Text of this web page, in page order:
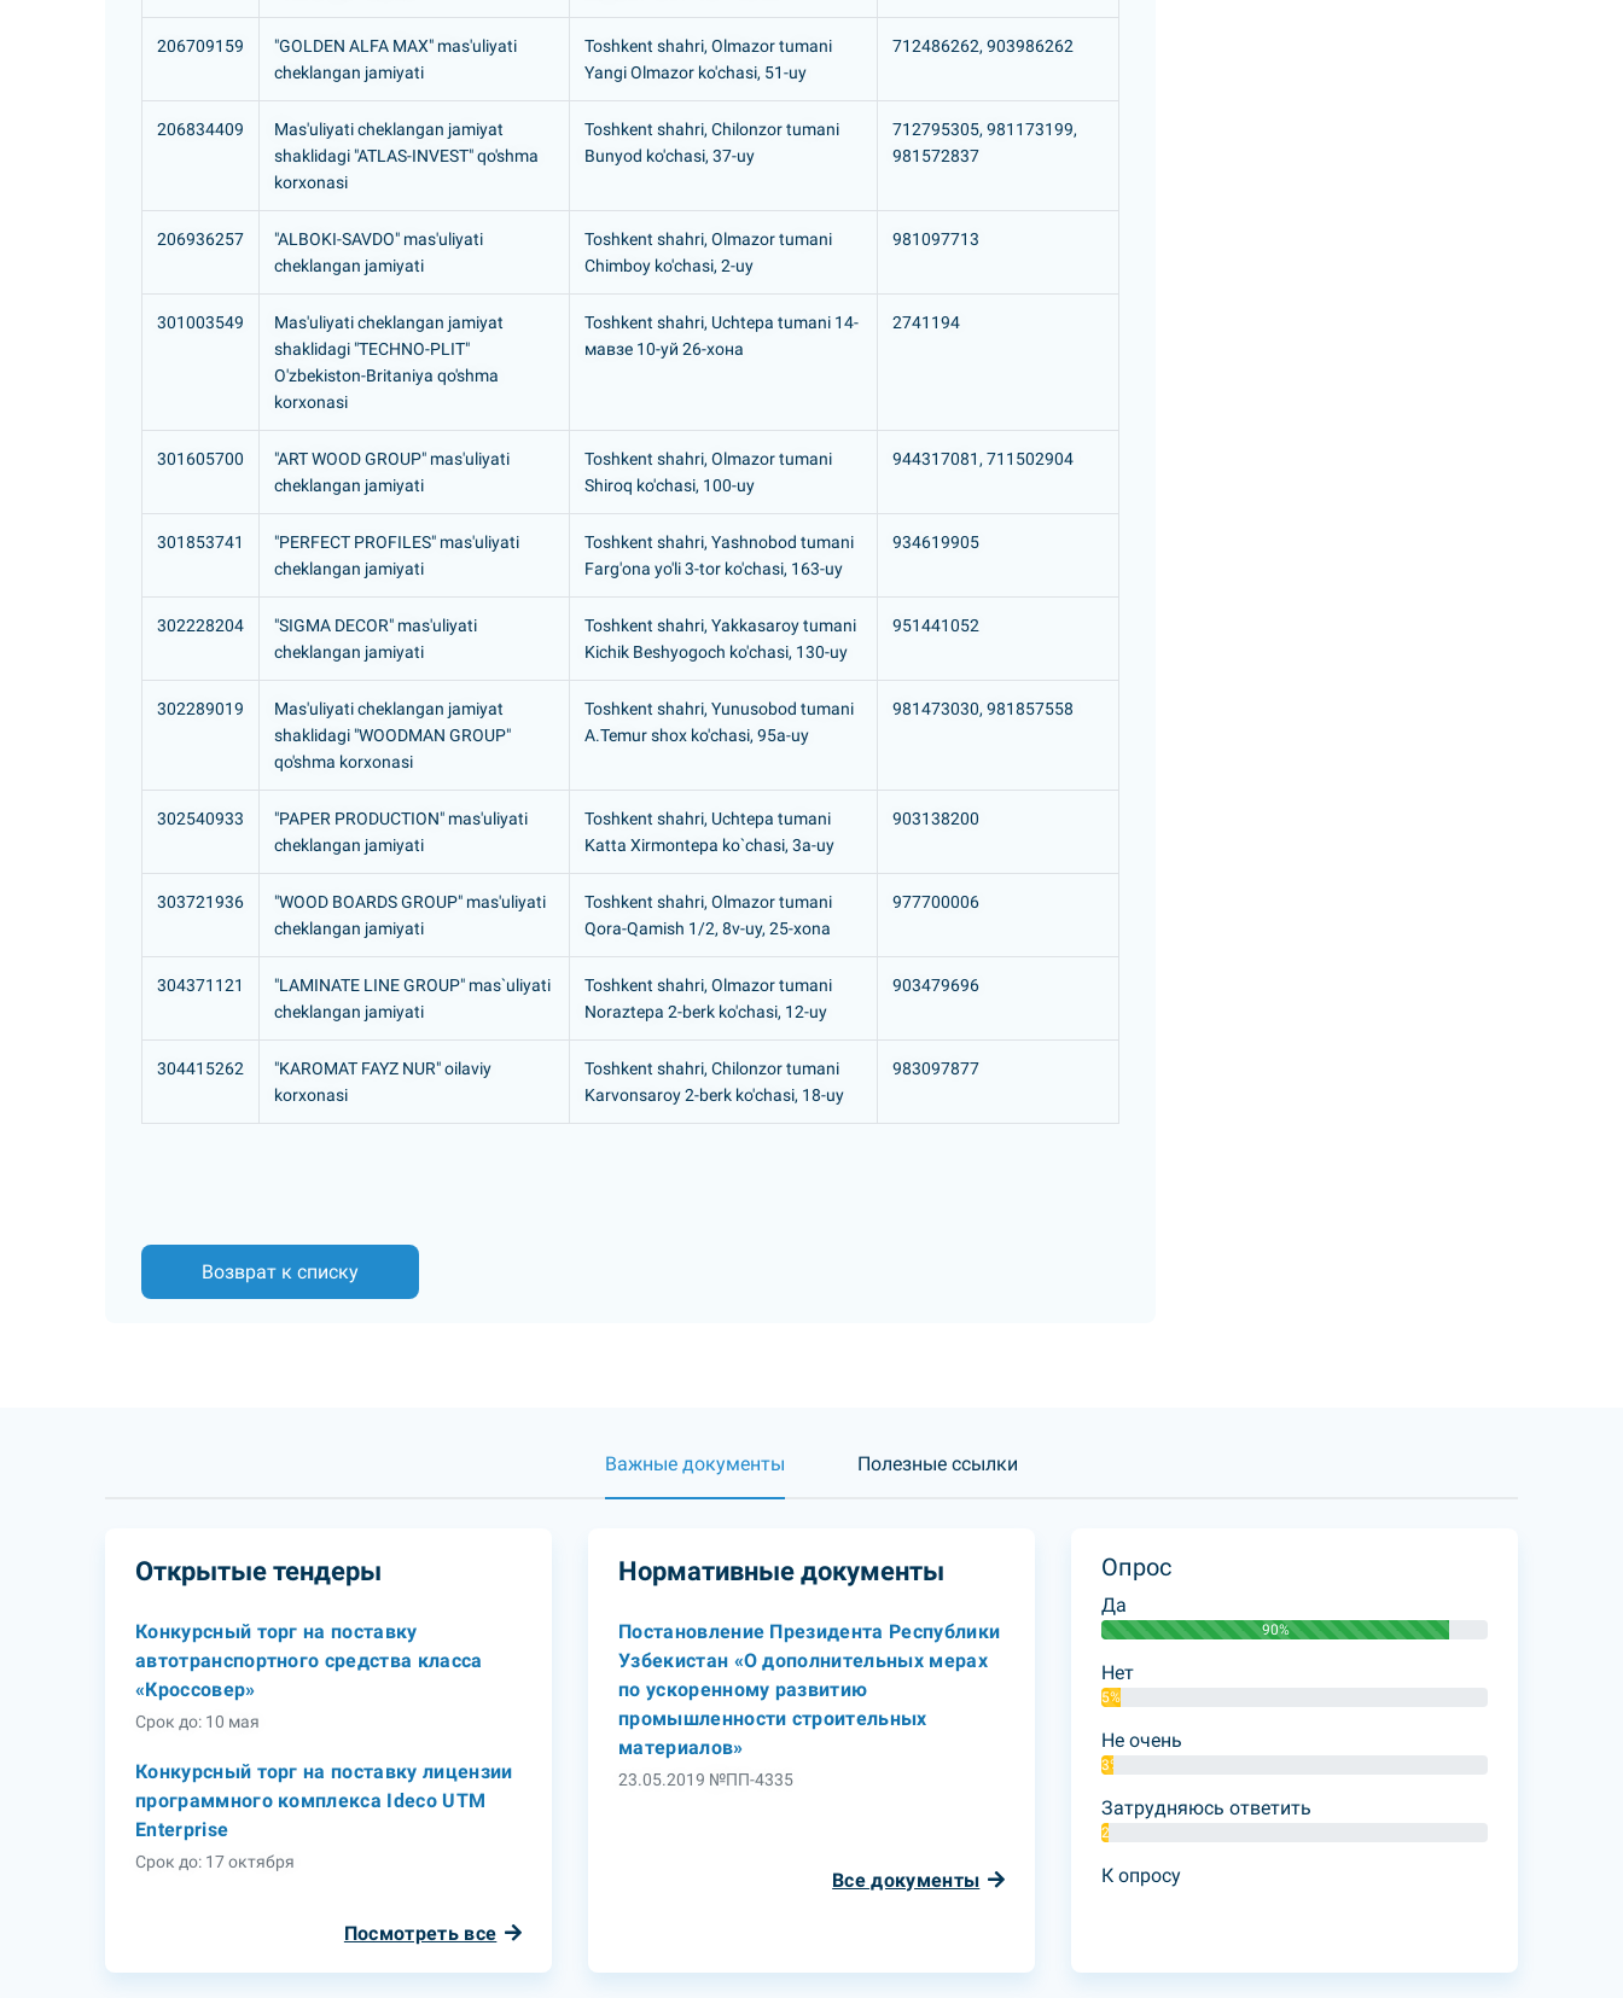
206709159
"GOLDEN ALFA MAX" mas'uliyati
cheklangan jamiyati
Toshkent shahri, Olmazor tumani
Yangi Olmazor ko'chasi, 51-uy
712486262, 903986262
206834409
Mas'uliyati cheklangan jamiyat
shaklidagi "ATLAS-INVEST" qo'shma
korxonasi
Toshkent shahri, Chilonzor tumani
Bunyod ko'chasi, 37-uy
712795305, 981173199,
981572837
206936257
"ALBOKI-SAVDO" mas'uliyati
cheklangan jamiyati
Toshkent shahri, Olmazor tumani
Chimboy ko'chasi, 2-uy
981097713
301003549
Mas'uliyati cheklangan jamiyat
shaklidagi "TECHNO-PLIT"
O'zbekiston-Britaniya qo'shma
korxonasi
Toshkent shahri, Uchtepa tumani 14-
мавзе 10-уй 26-хона
2741194
301605700
"ART WOOD GROUP" mas'uliyati
cheklangan jamiyati
Toshkent shahri, Olmazor tumani
Shiroq ko'chasi, 100-uy
944317081, 711502904
301853741
"PERFECT PROFILES" mas'uliyati
cheklangan jamiyati
Toshkent shahri, Yashnobod tumani
Farg'ona yo'li 3-tor ko'chasi, 163-uy
934619905
302228204
"SIGMA DECOR" mas'uliyati
cheklangan jamiyati
Toshkent shahri, Yakkasaroy tumani
Kichik Beshyogoch ko'chasi, 130-uy
951441052
302289019
Mas'uliyati cheklangan jamiyat
shaklidagi "WOODMAN GROUP"
qo'shma korxonasi
Toshkent shahri, Yunusobod tumani
A.Temur shox ko'chasi, 95a-uy
981473030, 981857558
302540933
"PAPER PRODUCTION" mas'uliyati
cheklangan jamiyati
Toshkent shahri, Uchtepa tumani
Katta Xirmontepa ko`chasi, 3а-uy
903138200
303721936
"WOOD BOARDS GROUP" mas'uliyati
cheklangan jamiyati
Toshkent shahri, Olmazor tumani
Qora-Qamish 1/2, 8v-uy, 25-xona
977700006
304371121
"LAMINATE LINE GROUP" mas`uliyati
cheklangan jamiyati
Toshkent shahri, Olmazor tumani
Noraztepa 2-berk ko'chasi, 12-uy
903479696
304415262
"KAROMAT FAYZ NUR" oilaviy
korxonasi
Toshkent shahri, Chilonzor tumani
Karvonsaroy 2-berk ko'chasi, 18-uy
983097877
Возврат к списку
Важные документы Полезные ссылки
Открытые тендеры
Конкурсный торг на поставку
автотранспортного средства класса
«Кроссовер»
Срок до: 10 мая
Конкурсный торг на поставку лицензии
программного комплекса Ideco UTM
Enterprise
Срок до: 17 октября
Посмотреть все
Нормативные документы
Постановление Президента Республики
Узбекистан «О дополнительных мерах
по ускоренному развитию
промышленности строительных
материалов»
23.05.2019 №ПП-4335
Все документы
Опрос
Да
90%
Нет
5%
Не очень
3%
Затрудняюсь ответить
2%
К опросу